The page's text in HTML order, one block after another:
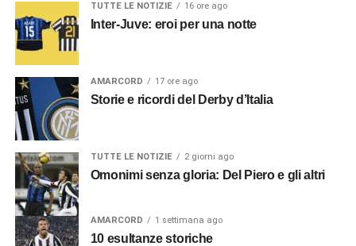
TUTTE LE NOTIZIE 16 ore ago
Inter-Juve: eroi per una notte
AMARCORD 17 ore ago
Storie e ricordi del Derby d’Italia
TUTTE LE NOTIZIE 2 giorni ago
Omonimi senza gloria: Del Piero e gli altri
AMARCORD 1 settimana ago
10 esultanze storiche